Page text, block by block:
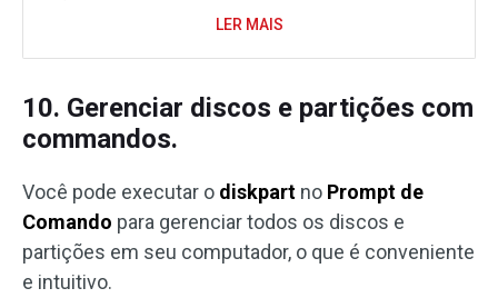
LER MAIS
10. Gerenciar discos e partições com
commandos.
Você pode executar o diskpart no Prompt de
Comando para gerenciar todos os discos e
partições em seu computador, o que é conveniente
e intuitivo.